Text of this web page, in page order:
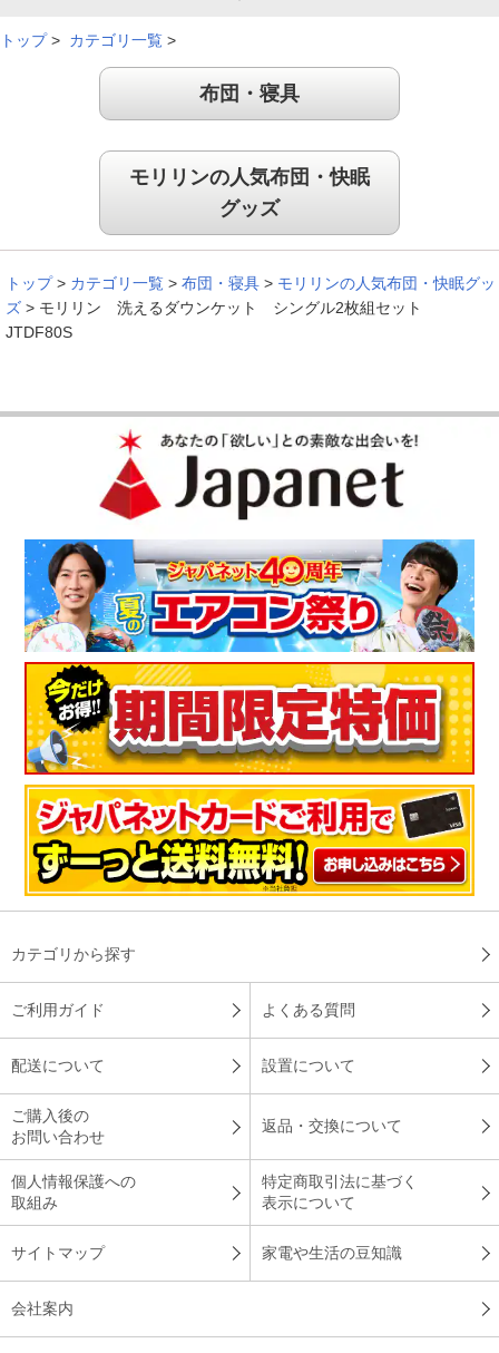
冷房が苦手でもこれ１枚で安心
これから暑くなるが冷房が苦手なので薄手のダウンケットが欲
を使用する暑さが来ても使いやすいのではないかと期待してい
60代
娘夫婦にプレゼント！
ので、娘夫婦用に購入しました
（ 兵庫県50代
ふんわり軽くて、適度な暖かさです
家族の帰省に合わせて購入。ふんわりと軽くボリュ－ムもあり
適度な暖かさです。
（岡山県60代M.M様）
２枚組だから、家族で使える！
以前にも購入したことがあり、厚さも値段もちょうど良かった
ので今回は２度目です。２枚セットなので家族で使える。色も
明るくて良い。程よい薄さである。
（埼玉県60代I.Y様）
以前購入して良かったので再度購入しました。春秋様に寒すぎ
ず暖か過ぎず、軽くて寝心地がとても良いです。
（
東京都
リピートで購入！
寒暖差を迎え、以前も御社で購入しましたが、新商品をいうこ
とで、また購入を決めました。以前の商品も気に入ってます。
トップ> カテゴリ一覧 >
布団・寝具
モリリンの人気布団・快眠
グッズ
トップ > カテゴリ一覧 > 布団・寝具 > モリリンの人気布団・快眠グッ
ズ > モリリン 洗えるダウンケット シングル2枚組セット
JTDF80S
カテゴリから探す
ご利用ガイド よくある質問
配送について 設置について
ご購入後の
お問い合わせ
返品・交換について
個人情報保護への
取組み
特定商取引法に基づく
表示について
サイトマップ 家電や生活の豆知識
会社案内